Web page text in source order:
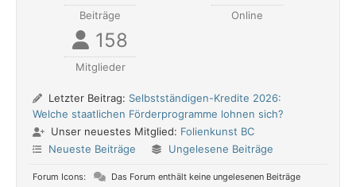
Beiträge Online
158
Mitglieder
Letzter Beitrag: Selbstständigen-Kredite 2026:
Welche staatlichen Förderprogramme lohnen sich?
Unser neuestes Mitglied: Folienkunst BC
Neueste Beiträge
Ungelesene Beiträge
Forum Icons: Das Forum enthält keine ungelesenen Beiträge